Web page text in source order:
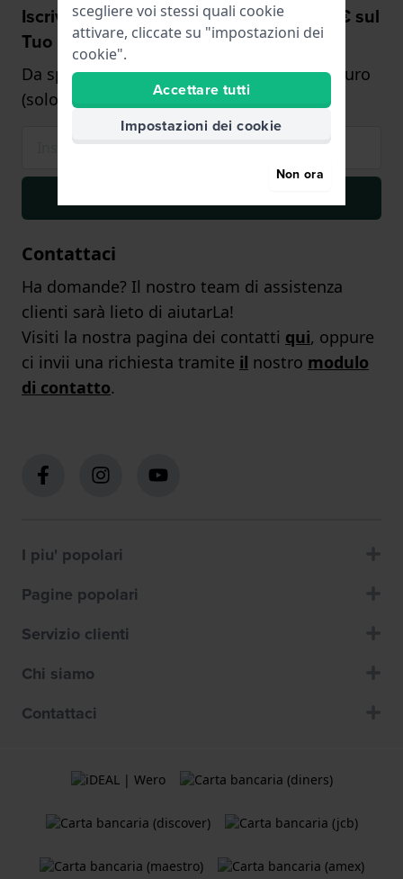
Iscriviti ora e riceverai uno sconto del 5€ sul
Tuo prossimo orologio.
Da spendere per un ordine di minimo 75 euro
(solo sugli orologi)
Contattaci
Ha domande? Il nostro team di assistenza
clienti sarà lieto di aiutarLa!
Visiti la nostra pagina dei contatti qui, oppure
ci invii una richiesta tramite il nostro modulo
di contatto.
I piu' popolari
Pagine popolari
Servizio clienti
Chi siamo
Contattaci
scegliere voi stessi quali cookie
attivare, cliccate su "impostazioni dei
cookie".
Accettare tutti
Impostazioni dei cookie
Non ora